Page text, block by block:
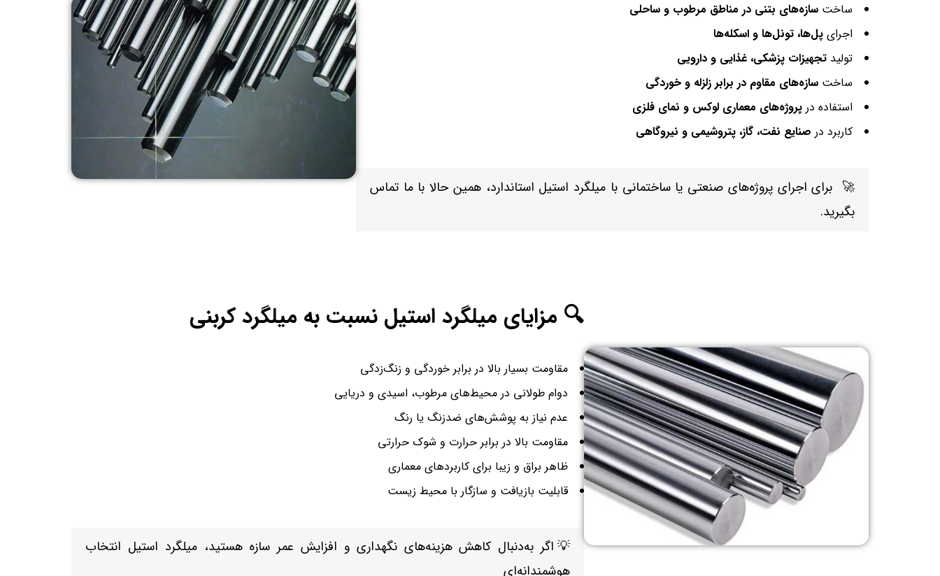
ساخت سازه‌های بتنی در مناطق مرطوب و ساحلی
اجرای پل‌ها، تونل‌ها و اسکله‌ها
تولید تجهیزات پزشکی، غذایی و دارویی
ساخت سازه‌های مقاوم در برابر زلزله و خوردگی
استفاده در پروژه‌های معماری لوکس و نمای فلزی
کاربرد در صنایع نفت، گاز، پتروشیمی و نیروگاهی
🚀 برای اجرای پروژه‌های صنعتی یا ساختمانی با میلگرد استیل استاندارد، همین حالا با ما تماس
بگیرید.
🔍 مزایای میلگرد استیل نسبت به میلگرد کربنی
مقاومت بسیار بالا در برابر خوردگی و زنگ‌زدگی
دوام طولانی در محیط‌های مرطوب، اسیدی و دریایی
عدم نیاز به پوشش‌های ضدزنگ یا رنگ
مقاومت بالا در برابر حرارت و شوک حرارتی
ظاهر براق و زیبا برای کاربردهای معماری
قابلیت بازیافت و سازگار با محیط زیست
💡اگر به‌دنبال کاهش هزینه‌های نگهداری و افزایش عمر سازه هستید، میلگرد استیل انتخاب
هوشمندانه‌ای